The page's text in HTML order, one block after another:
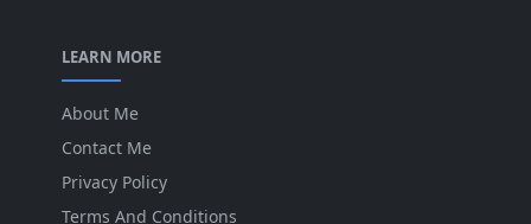
LEARN MORE
About Me
Contact Me
Privacy Policy
Terms And Conditions